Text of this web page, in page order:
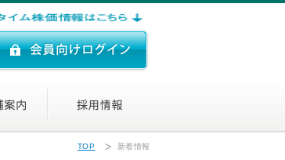
TOP 新着情報